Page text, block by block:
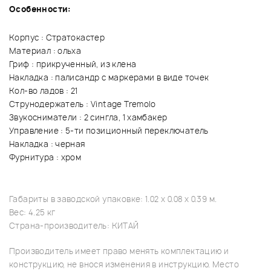
Особенности:
Корпус : Стратокастер
Материал : ольха
Гриф : прикрученный, из клена
Накладка : палисандр с маркерами в виде точек
Кол-во ладов : 21
Струнодержатель : Vintage Tremolo
Звукосниматели : 2 сингла, 1 хамбакер
Управление : 5-ти позиционный переключатель
Накладка : черная
Фурнитура : хром
Габариты в заводской упаковке: 1.02 x 0.08 x 0.39 м.
Вес: 4.25 кг
Страна-производитель: КИТАЙ
Производитель имеет право менять комплектацию и
конструкцию, не внося изменения в инструкцию. Место